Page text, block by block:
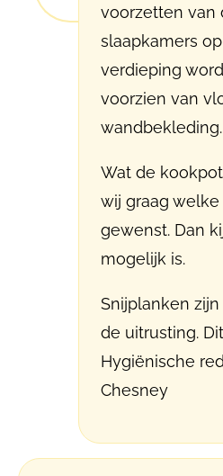
voorzetten van
slaapkamers
verdieping
voorzien van
wandbekleding.
Wat de
wij graag welke
gewenst. Dan
mogelijk is.
Snijplanken
de uitrusting.
Hygiënische
Chesney